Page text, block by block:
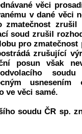
věci
v dané věci
zmatečnost zrušil
soud zrušil
pro zmatečnost
zrušující
posun však
usnesením
ve věci samé.
soudu ČR sp.